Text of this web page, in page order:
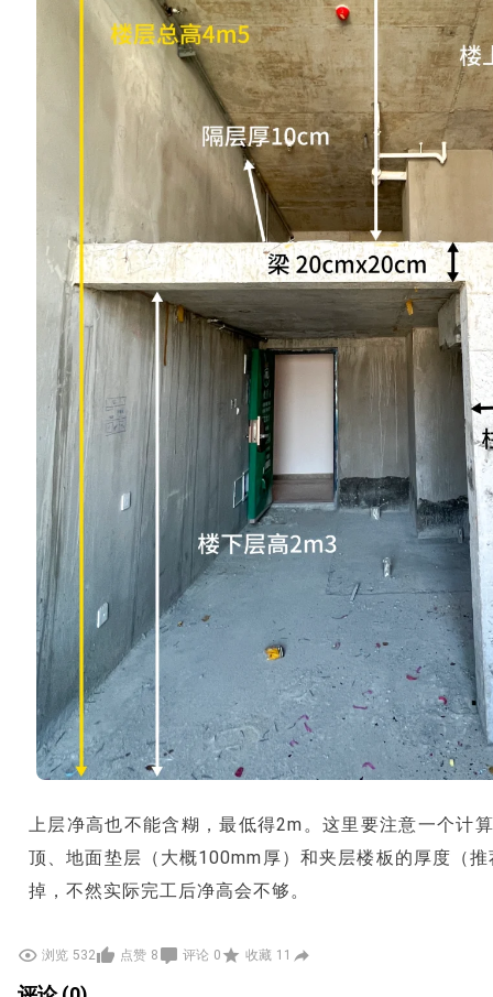
上层净高也不能含糊，最低得2m。这里要注意一个计
顶、地面垫层（大概100mm厚）和夹层楼板的厚度（
掉，不然实际完工后净高会不够。
02.
浏览 532 点赞 8 评论 0 收藏 11